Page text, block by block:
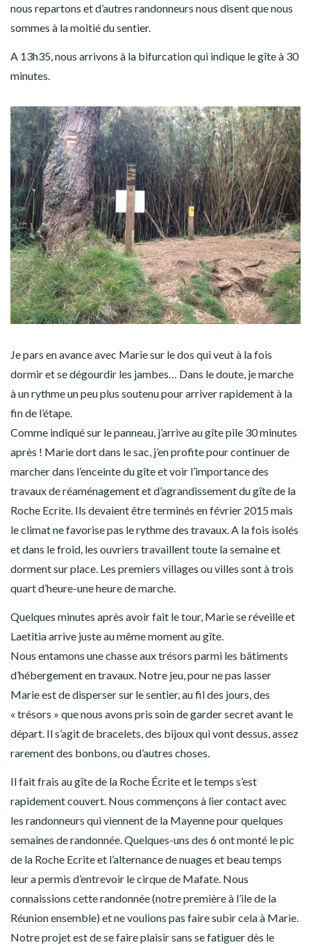
nous repartons et d’autres randonneurs nous disent que nous
sommes à la moitié du sentier.
A 13h35, nous arrivons à la bifurcation qui indique le gîte à 30
minutes.
Je pars en avance avec Marie sur le dos qui veut à la fois
dormir et se dégourdir les jambes… Dans le doute, je marche
à un rythme un peu plus soutenu pour arriver rapidement à la
fin de l’étape.
Comme indiqué sur le panneau, j’arrive au gîte pile 30 minutes
après ! Marie dort dans le sac, j’en profite pour continuer de
marcher dans l’enceinte du gîte et voir l’importance des
travaux de réaménagement et d’agrandissement du gîte de la
Roche Ecrite. Ils devaient être terminés en février 2015 mais
le climat ne favorise pas le rythme des travaux. A la fois isolés
et dans le froid, les ouvriers travaillent toute la semaine et
dorment sur place. Les premiers villages ou villes sont à trois
quart d’heure-une heure de marche.
Quelques minutes après avoir fait le tour, Marie se réveille et
Laetitia arrive juste au même moment au gîte.
Nous entamons une chasse aux trésors parmi les bâtiments
d’hébergement en travaux. Notre jeu, pour ne pas lasser
Marie est de disperser sur le sentier, au fil des jours, des
« trésors » que nous avons pris soin de garder secret avant le
départ. Il s’agit de bracelets, des bijoux qui vont dessus, assez
rarement des bonbons, ou d’autres choses.
Il fait frais au gîte de la Roche Écrite et le temps s’est
rapidement couvert. Nous commençons à lier contact avec
les randonneurs qui viennent de la Mayenne pour quelques
semaines de randonnée. Quelques-uns des 6 ont monté le pic
de la Roche Ecrite et l’alternance de nuages et beau temps
leur a permis d’entrevoir le cirque de Mafate. Nous
connaissions cette randonnée (notre première à l’ile de la
Réunion ensemble) et ne voulions pas faire subir cela à Marie.
Notre projet est de se faire plaisir sans se fatiguer dès le